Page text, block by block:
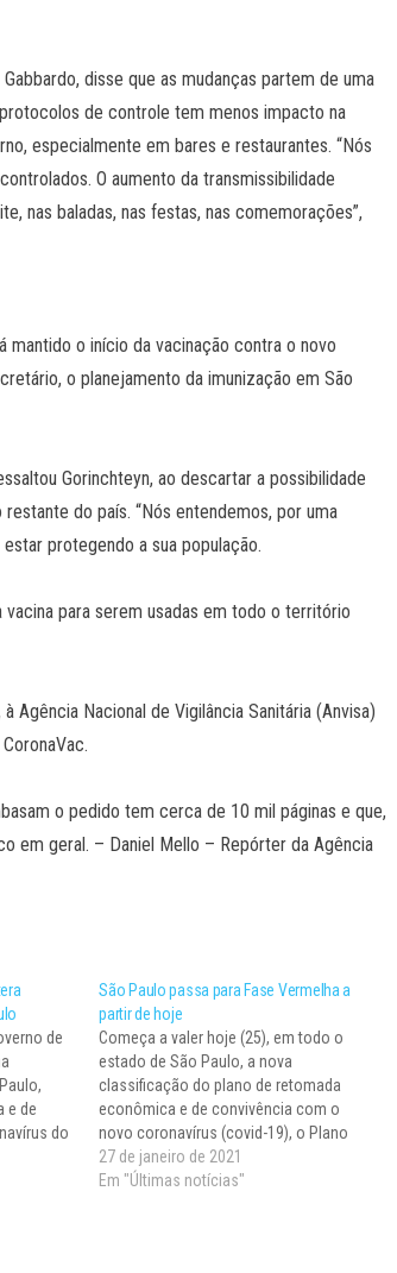
disse que as mudanças partem de uma
de controle tem menos impacto na
especialmente em bares e restaurantes. “Nós
O aumento da transmissibilidade
nas baladas, nas festas, nas comemorações”,
mantido o início da vacinação contra o novo
o planejamento da imunização em São
Gorinchteyn, ao descartar a possibilidade
do país. “Nós entendemos, por uma
protegendo a sua população.
para serem usadas em todo o território
Agência Nacional de Vigilância Sanitária (Anvisa)
o pedido tem cerca de 10 mil páginas e que,
em geral. – Daniel Mello – Repórter da Agência
de
e de
do
as
São Paulo passa para Fase Vermelha a
partir de hoje
Começa a valer hoje (25), em todo o
estado de São Paulo, a nova
classificação do plano de retomada
econômica e de convivência com o
novo coronavírus (covid-19), o Plano
São Paulo. Com a nova classificação,
anunciada na sexta-feira (22), sete
27 de janeiro de 2021
Em "Últimas notícias"